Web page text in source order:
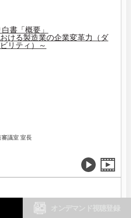
書「概要」
ける製造業の企業変革力（ダ
リティ）～
議室 室長
する自動運転・MaaS市場